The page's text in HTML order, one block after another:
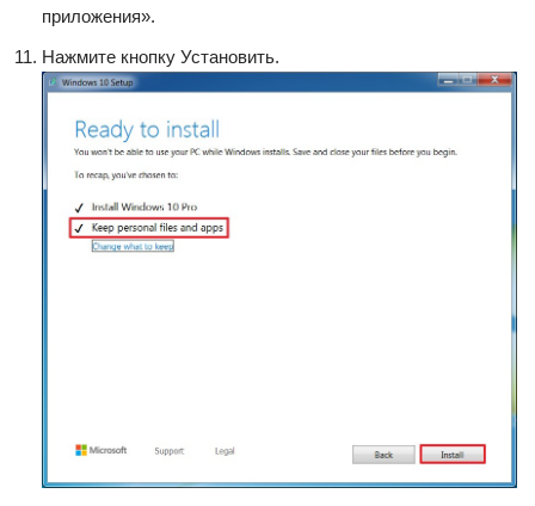
приложения».
Нажмите кнопку Установить.